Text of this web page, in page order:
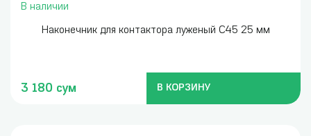
В наличии
Наконечник для контактора луженый С45 25 мм
3 180 сум В КОРЗИНУ